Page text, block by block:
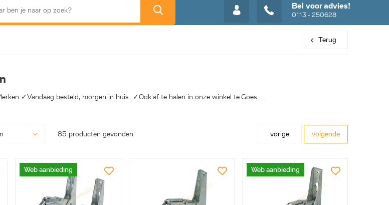
Bel voor advies!
0113 - 250628
Terug
✓Vandaag besteld, morgen in huis. ✓Ook af te halen in onze winkel te Goes...
85 producten gevonden vorige volgende
Web aanbieding Web aanbieding